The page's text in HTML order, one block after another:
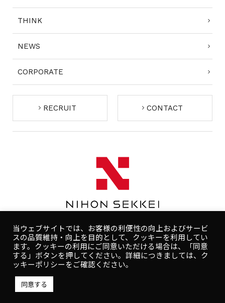
THINK
NEWS
CORPORATE
RECRUIT CONTACT
コンプライアンスポリシー
プライバシーポリシー
当ウェブサイトでは、お客様の利便性の向上およびサービ
スの品質維持・向上を目的として、クッキーを利用してい
ます。クッキーの利用にご同意いただける場合は、「同意
する」ボタンを押してください。詳細につきましては、ク
ッキーポリシーをご確認ください。
同意する